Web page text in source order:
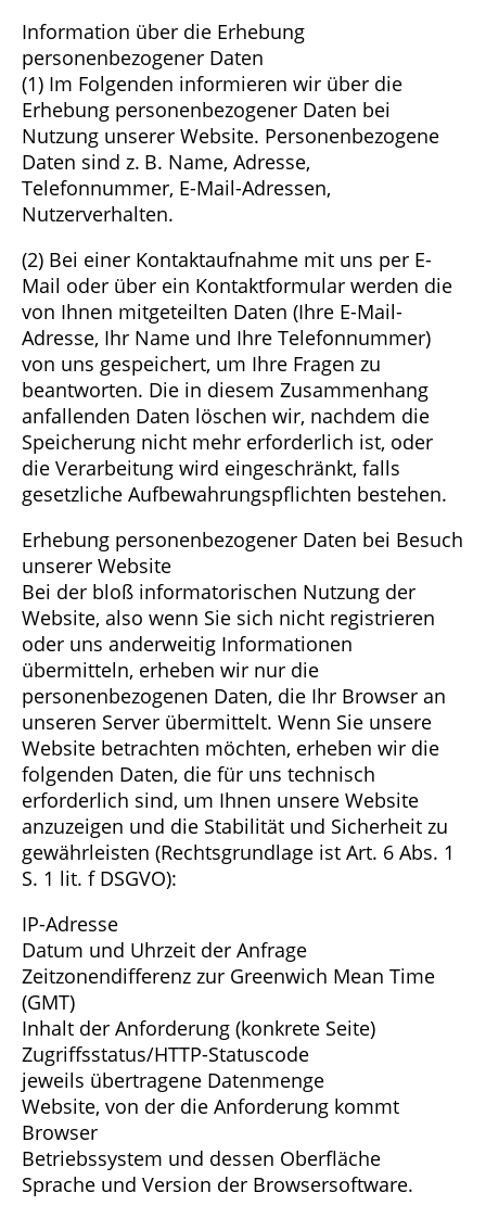
Information über die Erhebung
personenbezogener Daten
(1) Im Folgenden informieren wir über die
Erhebung personenbezogener Daten bei
Nutzung unserer Website. Personenbezogene
Daten sind z. B. Name, Adresse,
Telefonnummer, E-Mail-Adressen,
Nutzerverhalten.
(2) Bei einer Kontaktaufnahme mit uns per E-
Mail oder über ein Kontaktformular werden die
von Ihnen mitgeteilten Daten (Ihre E-Mail-
Adresse, Ihr Name und Ihre Telefonnummer)
von uns gespeichert, um Ihre Fragen zu
beantworten. Die in diesem Zusammenhang
anfallenden Daten löschen wir, nachdem die
Speicherung nicht mehr erforderlich ist, oder
die Verarbeitung wird eingeschränkt, falls
gesetzliche Aufbewahrungspflichten bestehen.
Erhebung personenbezogener Daten bei Besuch
unserer Website
Bei der bloß informatorischen Nutzung der
Website, also wenn Sie sich nicht registrieren
oder uns anderweitig Informationen
übermitteln, erheben wir nur die
personenbezogenen Daten, die Ihr Browser an
unseren Server übermittelt. Wenn Sie unsere
Website betrachten möchten, erheben wir die
folgenden Daten, die für uns technisch
erforderlich sind, um Ihnen unsere Website
anzuzeigen und die Stabilität und Sicherheit zu
gewährleisten (Rechtsgrundlage ist Art. 6 Abs. 1
S. 1 lit. f DSGVO):
IP-Adresse
Datum und Uhrzeit der Anfrage
Zeitzonendifferenz zur Greenwich Mean Time
(GMT)
Inhalt der Anforderung (konkrete Seite)
Zugriffsstatus/HTTP-Statuscode
jeweils übertragene Datenmenge
Website, von der die Anforderung kommt
Browser
Betriebssystem und dessen Oberfläche
Sprache und Version der Browsersoftware.